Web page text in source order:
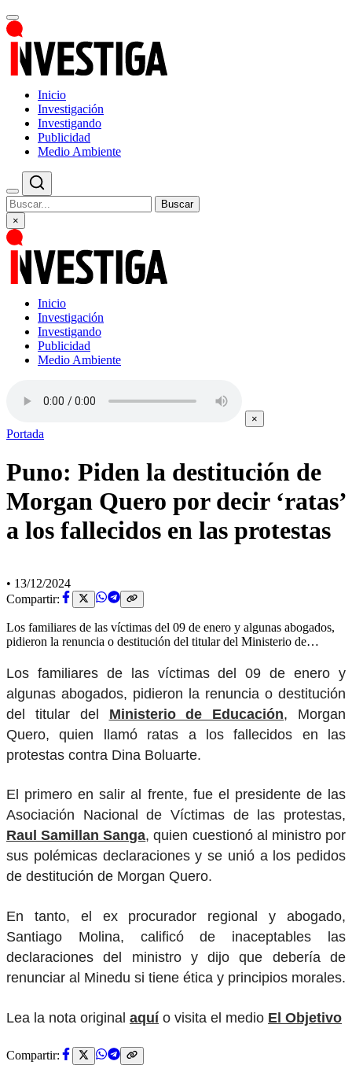
Inicio
Investigación
Investigando
Publicidad
Medio Ambiente
Buscar
×
Inicio
Investigación
Investigando
Publicidad
Medio Ambiente
×
Portada
Puno: Piden la destitución de
Morgan Quero por decir ‘ratas’
a los fallecidos en las protestas
• 13/12/2024
Compartir:
Los familiares de las víctimas del 09 de enero y algunas abogados,
pidieron la renuncia o destitución del titular del Ministerio de…
Los familiares de las víctimas del 09 de enero y
algunas abogados, pidieron la renuncia o destitución
del titular del Ministerio de Educación, Morgan
Quero, quien llamó ratas a los fallecidos en las
protestas contra Dina Boluarte.
El primero en salir al frente, fue el presidente de las
Asociación Nacional de Víctimas de las protestas,
Raul Samillan Sanga, quien cuestionó al ministro por
sus polémicas declaraciones y se unió a los pedidos
de destitución de Morgan Quero.
En tanto, el ex procurador regional y abogado,
Santiago Molina, calificó de inaceptables las
declaraciones del ministro y dijo que debería de
renunciar al Minedu si tiene ética y principios morales.
Lea la nota original aquío visita el medio El Objetivo
Compartir: